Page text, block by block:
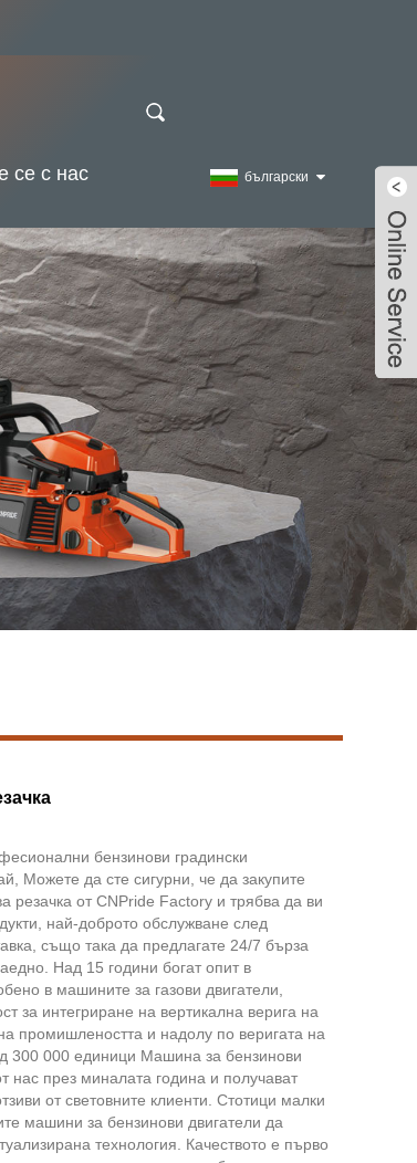
се с нас български
бензинови градински
Можете да сте сигурни, че да закупите
резачка от CNPride Factory и трябва да ви
най-доброто обслужване след
също така да предлагате 24/7 бърза
Над 15 години богат опит в
в машините за газови двигатели,
за интегриране на вертикална верига на
промишлеността и надолу по веригата на
300 000 единици Машина за бензинови
нас през миналата година и получават
от световните клиенти. Стотици малки
машини за бензинови двигатели да
технология. Качеството е първо